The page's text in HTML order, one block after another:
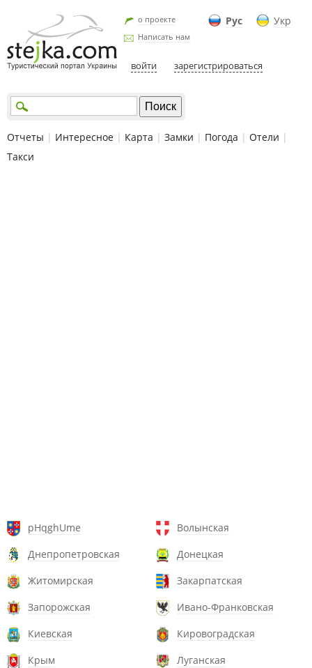
Рус Укр
о проекте
Написать нам
войти зарегистрироваться
Отчеты | Интересное | Карта | Замки | Погода | Отели |
Такси
pHqghUme
Волынская
Днепропетровская
Донецкая
Житомирская
Закарпатская
Запорожская
Ивано-Франковская
Киевская
Кировоградская
Крым
Луганская